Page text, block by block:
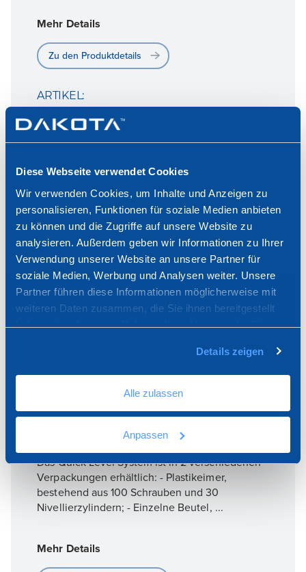
Diese Webseite verwendet Cookies
Wir verwenden Cookies, um Inhalte und Anzeigen zu
personalisieren, Funktionen für soziale Medien anbieten
zu können und die Zugriffe auf unsere Website zu
analysieren. Außerdem geben wir Informationen zu Ihrer
Verwendung unserer Website an unsere Partner für
soziale Medien, Werbung und Analysen weiter. Unsere
Partner führen diese Informationen möglicherweise mit
weiteren Daten zusammen, die Sie ihnen bereitgestellt
haben oder die sie im Rahmen Ihrer Nutzung der Dienste
Details zeigen
Alle zulassen
Anpassen
Mehr Details
Zu den Produktdetails
ARTIKEL:
QUICK LEVEL KIT
Das Quick Level System ist in 2 verschiedenen
Verpackungen erhältlich: - Plastikeimer,
bestehend aus 100 Schrauben und 30
Nivellierzylindern; - Einzelne Beutel, ...
Mehr Details